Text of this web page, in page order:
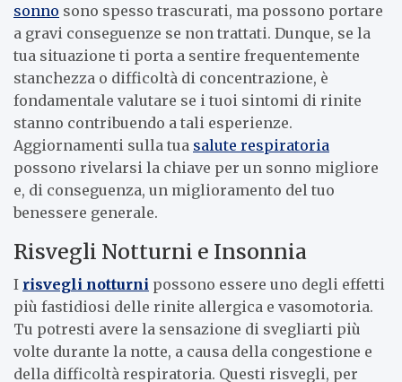
sonno sono spesso trascurati, ma possono portare
a gravi conseguenze se non trattati. Dunque, se la
tua situazione ti porta a sentire frequentemente
stanchezza o difficoltà di concentrazione, è
fondamentale valutare se i tuoi sintomi di rinite
stanno contribuendo a tali esperienze.
Aggiornamenti sulla tua salute respiratoria
possono rivelarsi la chiave per un sonno migliore
e, di conseguenza, un miglioramento del tuo
benessere generale.
Risvegli Notturni e Insonnia
I risvegli notturni possono essere uno degli effetti
più fastidiosi delle rinite allergica e vasomotoria.
Tu potresti avere la sensazione di svegliarti più
volte durante la notte, a causa della congestione e
della difficoltà respiratoria. Questi risvegli, per